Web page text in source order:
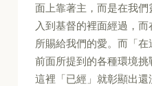
面上靠著主，而是在我
入到基督的裡面經過，
所賜給我們的愛。而「
前面所提到的各種環境挑
這裡「已經」就彰顯出